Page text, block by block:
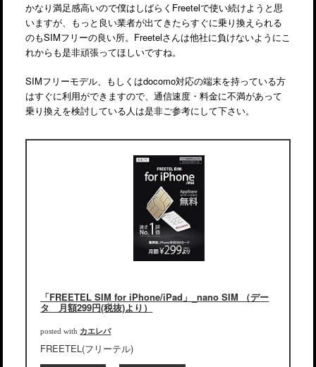
かなり満足感高いので僕はしばらくFreetelで使い続けようと思
いますが、もっと良い業者が出てきたらすぐに乗り換えられる
のもSIMフリーの良い所。Freetelさんは他社に負けないようにこ
れからも是非頑張ってほしいですね。
SIMフリーモデル、もしくはdocomo対応の端末を持っている方
はすぐに利用ができますので、通信速度・料金に不満があって
乗り換えを検討している人は是非ご参考にして下さい。
「FREETEL SIM for iPhone/iPad」_nano SIM （デー
タ 月額299円(税抜)より）
posted with カエレバ
FREETEL(フリーテル)